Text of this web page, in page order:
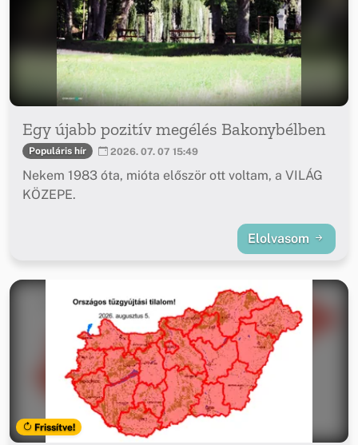
Egy újabb pozitív megélés Bakonybélben
Populáris hír 2026. 07. 07 15:49
Nekem 1983 óta, mióta először ott voltam, a VILÁG
KÖZEPE.
Elolvasom
Frissítve!